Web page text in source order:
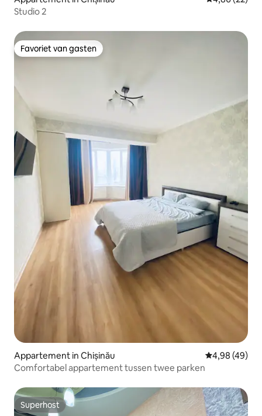
Studio 2
Favoriet van gasten
Favoriet van gasten
Appartement in Chișinău Gemiddelde
4,98 (49)
Comfortabel appartement tussen twee parken
Superhost
Superhost